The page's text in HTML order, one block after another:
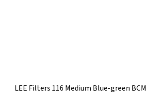
LEE Filters 116 Medium Blue-green BCM